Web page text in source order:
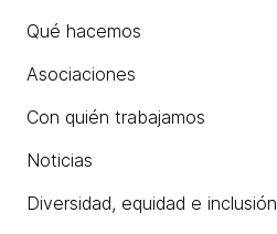
Qué hacemos
Asociaciones
Con quién trabajamos
Noticias
Diversidad, equidad e inclusión